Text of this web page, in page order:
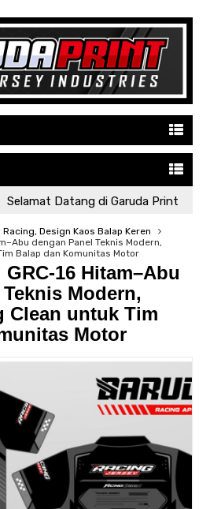
Selamat Datang di Garuda Print
Design Kaos Balap Keren
dengan Panel Teknis Modern,
Balap dan Komunitas Motor
16 Hitam–Abu
Modern,
Clean untuk Tim
Motor